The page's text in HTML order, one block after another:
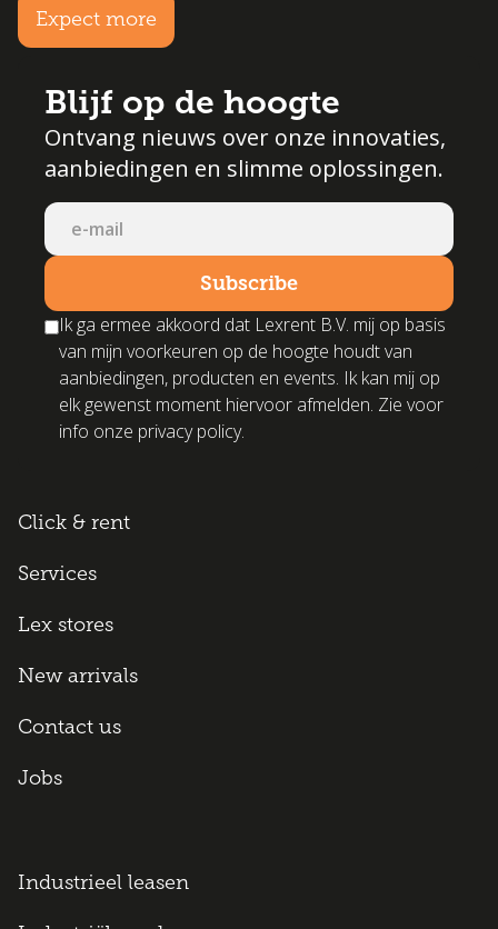
Expect more
Blijf op de hoogte
Ontvang nieuws over onze innovaties,
aanbiedingen en slimme oplossingen.
Ik ga ermee akkoord dat Lexrent B.V. mij op basis
van mijn voorkeuren op de hoogte houdt van
aanbiedingen, producten en events. Ik kan mij op
elk gewenst moment hiervoor afmelden. Zie voor
info onze privacy policy.
Click & rent
Services
Lex stores
New arrivals
Contact us
Jobs
Industrieel leasen